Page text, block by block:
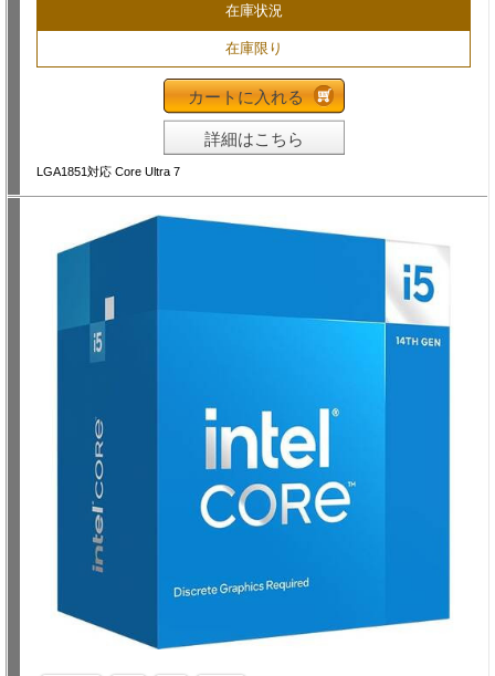
在庫状況
在庫限り
カートに入れる
詳細はこちら
LGA1851対応 Core Ultra 7